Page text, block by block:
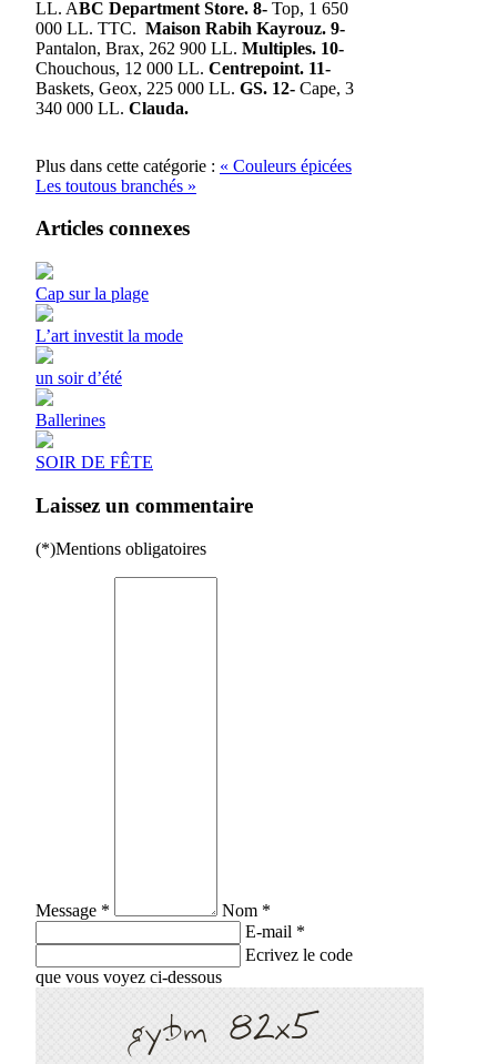
LL. ABC Department Store. 8- Top, 1 650
000 LL. TTC. Maison Rabih Kayrouz. 9-
Pantalon, Brax, 262 900 LL. Multiples. 10-
Chouchous, 12 000 LL. Centrepoint. 11-
Baskets, Geox, 225 000 LL. GS. 12- Cape, 3
340 000 LL. Clauda.
Plus dans cette catégorie : « Couleurs épicées
Les toutous branchés »
Articles connexes
Cap sur la plage
L’art investit la mode
un soir d’été
Ballerines
SOIR DE FÊTE
Laissez un commentaire
(*)Mentions obligatoires
Message *
Nom *
E-mail *
Ecrivez le code
que vous voyez ci-dessous